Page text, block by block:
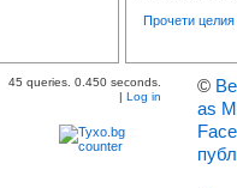
Прочети целия
45 queries. 0.450 seconds.
| Log in
©
as